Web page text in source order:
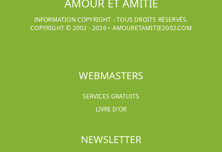
AMOUR ET AMITIE
INFORMATION COPYRIGHT - TOUS DROITS RÉSERVÉS.
COPYRIGHT © 2002 -2026• AMOURETAMITIE2002.COM
WEBMASTERS
SERVICES GRATUITS
LIVRE D'OR
NEWSLETTER